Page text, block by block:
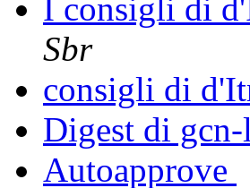
I consigli di
Sbr
consigli di
Digest di
Autoapprove